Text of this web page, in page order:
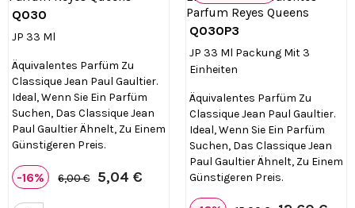
Q030
JP 33 Ml
Äquivalentes Parfüm Zu
Classique Jean Paul Gaultier.
Ideal, Wenn Sie Ein Parfüm
Suchen, Das Classique Jean
Paul Gaultier Ähnelt, Zu Einem
Günstigeren Preis.
-16% 6,00 € 5,04 €

Q030P3
JP 33 Ml Packung Mit 3
Einheiten
Äquivalentes Parfüm Zu
Classique Jean Paul Gaultier.
Ideal, Wenn Sie Ein Parfüm
Suchen, Das Classique Jean
Paul Gaultier Ähnelt, Zu Einem
Günstigeren Preis.